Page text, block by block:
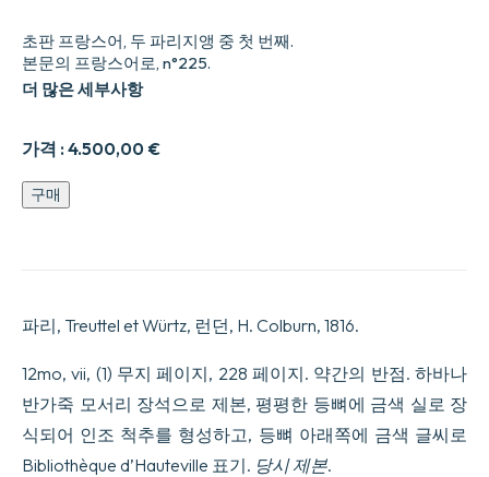
가격 :4.500,00 €
초판 프랑스어, 두 파리지앵 중 첫 번째.
본문의 프랑스어로, n°225.
더 많은 세부사항
Adolphe,
anecdote
inconnu,
publie9e
par
M.
Benjamin
de
Constant.
구매
파리, Treuttel et Würtz, 런던, H. Colburn, 1816.
12mo, vii, (1) 무지 페이지, 228 페이지. 약간의 반점. 하바나
반가죽 모서리 장석으로 제본, 평평한 등뼈에 금색 실로 장
식되어 인조 척추를 형성하고, 등뼈 아래쪽에 금색 글씨로
Bibliothèque d’Hauteville 표기. 당시 제본.